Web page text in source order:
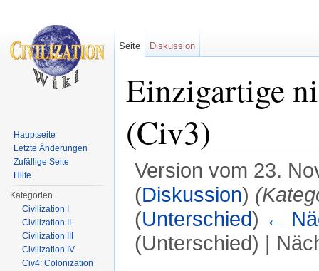
Einzigartige
(Civ3)
Version vom 23.
(Diskussion)
(Unterschied) ←
(Unterschied) |
Seite Diskussion
Hauptseite
Letzte Änderungen
Zufällige Seite
Hilfe
Kategorien
Civilization I
Civilization II
Civilization III
Civilization IV
Civ4: Colonization